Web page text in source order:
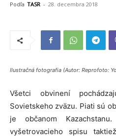
Podľa TASR - 28. decembra 2018
Ilustračná fotografia (Autor: Reprofoto:
Všetci obvinení
Sovietskeho zväzu. Piati sú
je občanom
vyšetrovacieho spisu